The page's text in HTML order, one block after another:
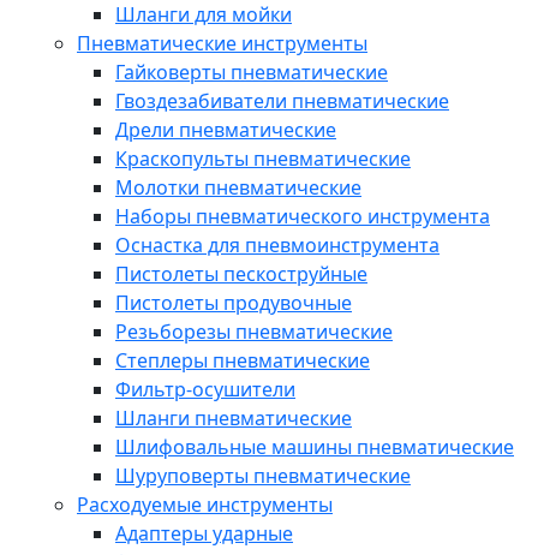
Шланги для мойки
Пневматические инструменты
Гайковерты пневматические
Гвоздезабиватели пневматические
Дрели пневматические
Краскопульты пневматические
Молотки пневматические
Наборы пневматического инструмента
Оснастка для пневмоинструмента
Пистолеты пескоструйные
Пистолеты продувочные
Резьборезы пневматические
Степлеры пневматические
Фильтр-осушители
Шланги пневматические
Шлифовальные машины пневматические
Шуруповерты пневматические
Расходуемые инструменты
Адаптеры ударные